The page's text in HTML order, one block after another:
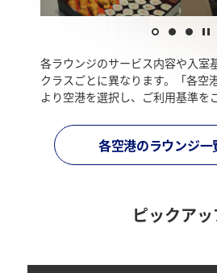
各ラウンジのサービス内容や入室
クラスごとに異なります。「各空
より空港を選択し、ご利用基準を
各空港のラウンジ一
ピックア